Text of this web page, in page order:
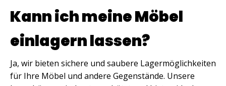
Kann ich meine Möbel
einlagern lassen?
Ja, wir bieten sichere und saubere Lagermöglichkeiten
für Ihre Möbel und andere Gegenstände. Unsere